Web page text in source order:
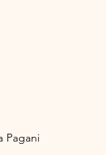
Pagani